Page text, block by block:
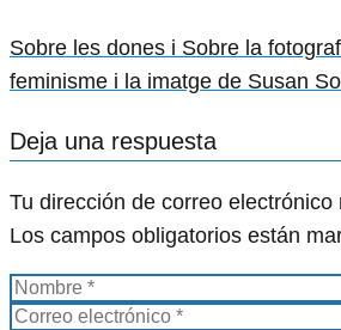
Sobre les dones i Sobre la
feminisme i la imatge de Susan
Deja una respuesta
Tu dirección de correo electrónico
Los campos obligatorios están